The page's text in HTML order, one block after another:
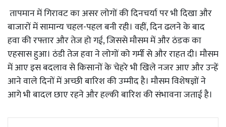
तापमान में गिरावट का असर लोगों की दिनचर्या पर भी दिखा और
बाजारों में सामान्य चहल-पहल बनी रही। वहीं, दिन ढलने के बाद
हवा की रफ्तार और तेज हो गई, जिससे मौसम में और ठंडक का
एहसास हुआ। ठंडी तेज हवा ने लोगों को गर्मी से और राहत दी। मौसम
में आए इस बदलाव से किसानों के चेहरे भी खिले नजर आए और उन्हें
आने वाले दिनों में अच्छी बारिश की उम्मीद है। मौसम विशेषज्ञों ने
आगे भी बादल छाए रहने और हल्की बारिश की संभावना जताई है।